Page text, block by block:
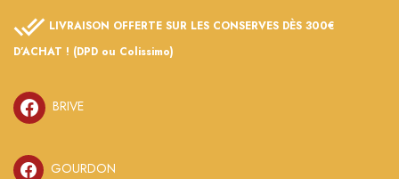
LIVRAISON OFFERTE SUR LES CONSERVES DÈS 300€
D’ACHAT ! (DPD ou Colissimo)
BRIVE
GOURDON